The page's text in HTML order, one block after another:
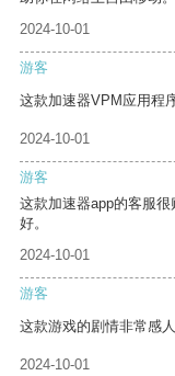
2024-10-01
游客
这款加速器VPM应用程
2024-10-01
游客
这款加速器app的客服
好。
2024-10-01
游客
这款游戏的剧情非常感
2024-10-01